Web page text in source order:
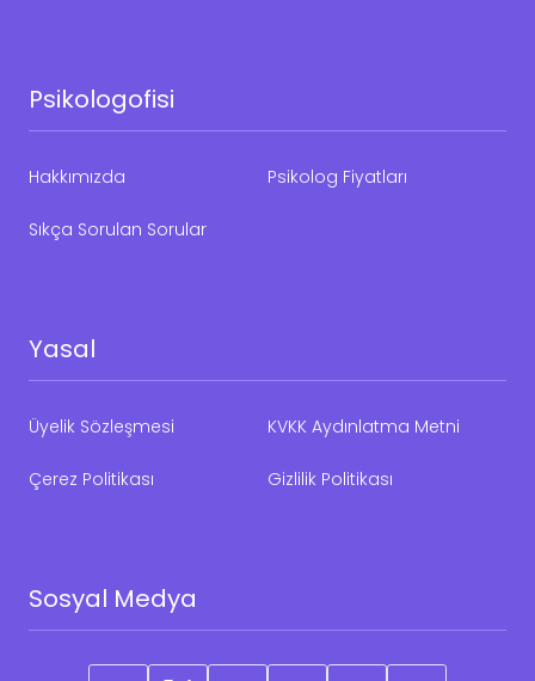
Psikologofisi
Hakkımızda Psikolog Fiyatları
Sıkça Sorulan Sorular
Yasal
Üyelik Sözleşmesi KVKK Aydınlatma Metni
Çerez Politikası Gizlilik Politikası
Sosyal Medya